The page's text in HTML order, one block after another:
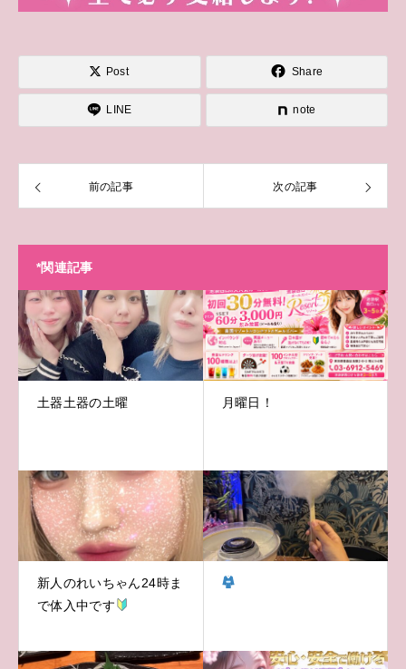
Post Share
LINE note
前の記事 次の記事
*関連記事
土器土器の土曜 月曜日！
新人のれいちゃん24時ま
で体入中です